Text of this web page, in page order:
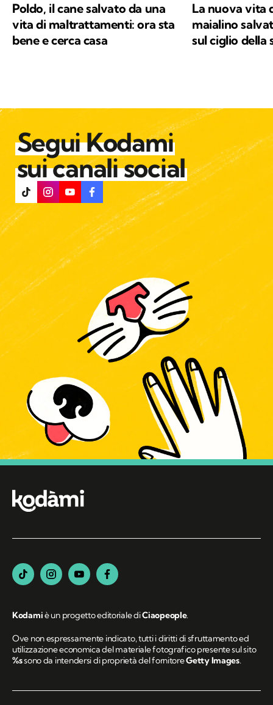
Poldo, il cane salvato da una
vita di maltrattamenti: ora sta
bene e cerca casa
La nuova vita
maialino
sul ciglio della
Segui Kodami
sui canali social
Kodamiè un progetto editoriale diCiaopeople.
Ove non espressamente indicato, tutti i diritti di sfruttamento ed
utilizzazione economica del materiale fotografico presente sul sito
%ssono da intendersi di proprietà del fornitoreGetty Images.